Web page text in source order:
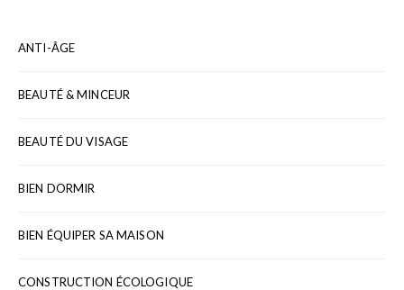
ANTI-ÂGE
BEAUTÉ & MINCEUR
BEAUTÉ DU VISAGE
BIEN DORMIR
BIEN ÉQUIPER SA MAISON
CONSTRUCTION ÉCOLOGIQUE